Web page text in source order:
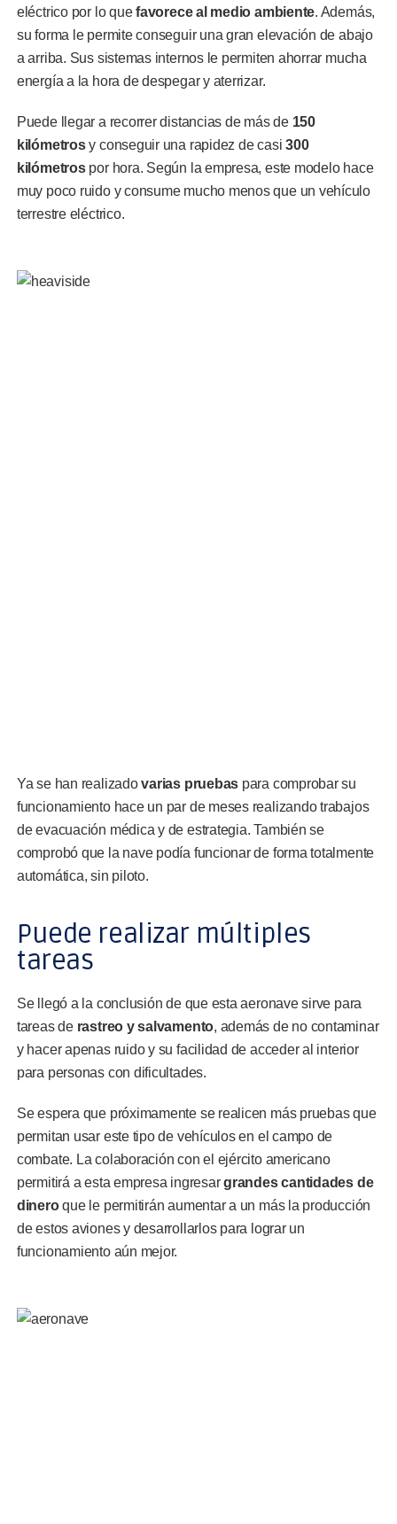
eléctrico por lo quefavorece al medio ambiente. Además,
su forma le permite conseguir una gran elevación de abajo
a arriba. Sus sistemas internos le permiten ahorrar mucha
energía a la hora de despegar y aterrizar.
Puede llegar a recorrer distancias de más de 150
kilómetrosy conseguir una rapidez de casi300
kilómetrospor hora. Según la empresa, este modelo hace
muy poco ruido y consume mucho menos que un vehículo
terrestre eléctrico.
Ya se han realizadovarias pruebas para comprobar su
funcionamiento hace un par de meses realizando trabajos
de evacuación médica y de estrategia. También se
comprobó que la nave podía funcionar de forma totalmente
automática, sin piloto.
Puede realizar múltiples
tareas
Se llegó a la conclusión de que esta aeronave sirve para
tareas derastreo y salvamento, además de no contaminar
y hacer apenas ruido y su facilidad de acceder al interior
para personas con dificultades.
Se espera que próximamente se realicen más pruebas que
permitan usar este tipo de vehículos en el campo de
combate. La colaboración con el ejército americano
permitirá a esta empresa ingresargrandes cantidades de
dineroque le permitirán aumentar a un más la producción
de estos aviones y desarrollarlos para lograr un
funcionamiento aún mejor.